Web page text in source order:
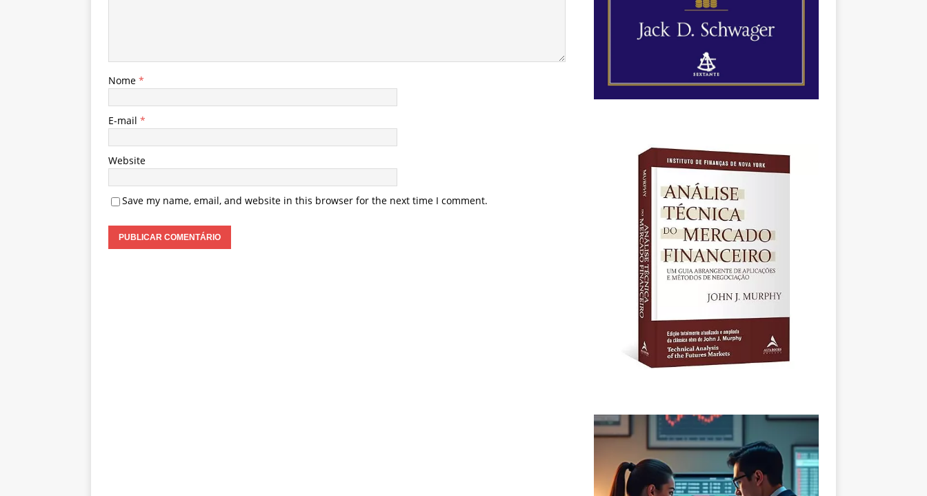
Nome *
E-mail *
Website
Save my name, email, and website in this browser for the next time I comment.